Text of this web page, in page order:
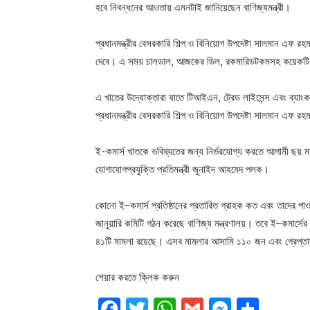
হবে নিবন্ধনের আওতায় এমনটাই জানিয়েছেন বাণিজ্যমন্ত্রী।
প্রধানমন্ত্রীর বেসরকারি শিল্প ও বিনিয়োগ উপদেষ্টা সালমান
দেবে। এ সময় চালডাল, আজকের ডিল, রকমারিডটকমসহ কয়েকটি
এ খাতের উদ্যোক্তারা যাতে টিআইএন, ট্রেড লাইসেন্স এবং
প্রধানমন্ত্রীর বেসরকারি শিল্প ও বিনিয়োগ উপদেষ্টা সালমান এফ
ই-কমার্স খাতকে ভবিষ্যতের জন্য নির্ভরযোগ্য করতে আগামী ছয়
যোগাযোগপ্রযুক্তি প্রতিমন্ত্রী জুনাইদ আহমেদ পলক।
কোনো ই–কমার্স প্রতিষ্ঠানের প্রতারিত গ্রাহক কত এবং তাদের
জানুয়ারি কমিটি গঠন করেছে বাণিজ্য মন্ত্রণালয়। তবে ই–কমার্সের
৪১টি মামলা রয়েছে। এসব মামলার আসামি ১১০ জন এবং
শেয়ার করতে ক্লিক করুন